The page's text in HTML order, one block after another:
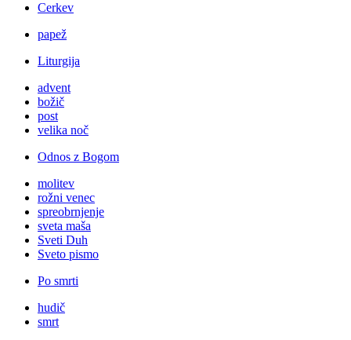
Cerkev
papež
Liturgija
advent
božič
post
velika noč
Odnos z Bogom
molitev
rožni venec
spreobrnjenje
sveta maša
Sveti Duh
Sveto pismo
Po smrti
hudič
smrt